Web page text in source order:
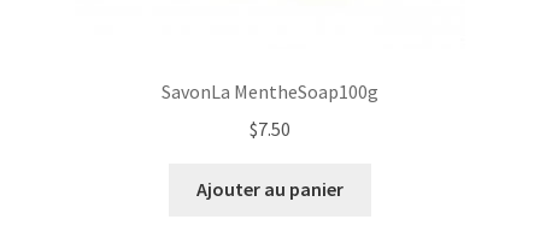
SavonLa MentheSoap100g
$7.50
Ajouter au panier